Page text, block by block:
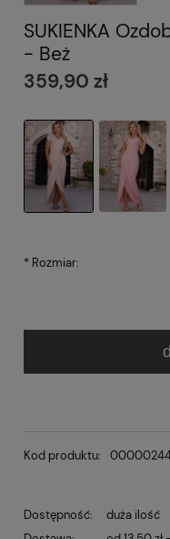
SUKIENKA
- Beż
359,90 zł
* Rozmiar:
Kod produktu:
Dostępność:
duża ilość